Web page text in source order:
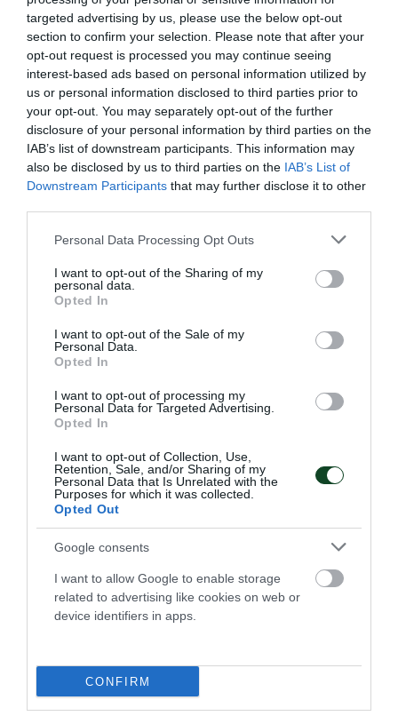
targeted advertising by us, please use the below opt-out
section to confirm your selection. Please note that after your
opt-out request is processed you may continue seeing
interest-based ads based on personal information utilized by
us or personal information disclosed to third parties prior to
your opt-out. You may separately opt-out of the further
disclosure of your personal information by third parties on the
IAB’s list of downstream participants. This information may
also be disclosed by us to third parties on the IAB’s List of
Downstream Participants that may further disclose it to other
Please note that this website/app uses one or more Google
not limited to your visit or usage behaviour. You may click to
grant or deny consent to Google and its third-party tags to
use your data for below specified purposes in below Google
consent section.
Personal Data Processing Opt Outs
I want to opt-out of the Sharing of my
personal data.
Opted In
I want to opt-out of the Sale of my
Personal Data.
Opted In
I want to opt-out of processing my
Personal Data for Targeted Advertising.
Opted In
I want to opt-out of Collection, Use,
Retention, Sale, and/or Sharing of my
Personal Data that Is Unrelated with the
Purposes for which it was collected.
Opted Out
Google consents
I want to allow Google to enable storage
related to advertising like cookies on web or
device identifiers in apps.
CONFIRM
Abashidze Memorial International Boxing Tournament»
στο Μπατούμι της Γεωργίας ο Παναγιώτης Κωστούρος,
εκπροσωπώντας επάξια τα ελληνικά χρώματα απέναντι σε
έναν από τους πιο έμπειρους και διακεκριμένους αθλητές
της κατηγορίας.
26.05.2026 ΠΥΓΜΑΧΙΑ
«Πράσινες» διακρίσεις στο
εξωτερικό
Το τμήμα πυγμαχίας του Παναθηναϊκού είχε δύο
συμμετοχές στο εξωτερικό με τον Παντελή Γεωργόπουλο
και τη Δέσποινα Μακρή να εκπροσωπούν τον Σύλλογο.
17.05.2026
ΤΕΛΕΥΤΑΙΑ ΝΕΑ